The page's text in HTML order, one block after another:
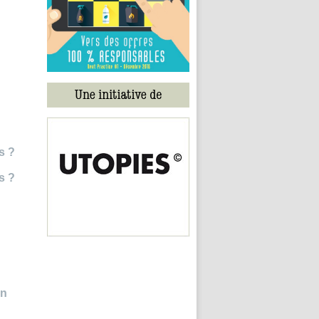
?
?